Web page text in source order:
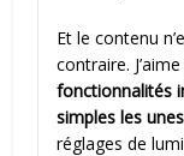
Et le contenu
contraire.
fonctionnalités
simples les
réglages de